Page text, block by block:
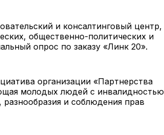
и консалтинговый центр,
общественно-политических и
опрос по заказу «Линк 20».
организации «Партнерства
молодых людей с инвалидностью
и соблюдения прав